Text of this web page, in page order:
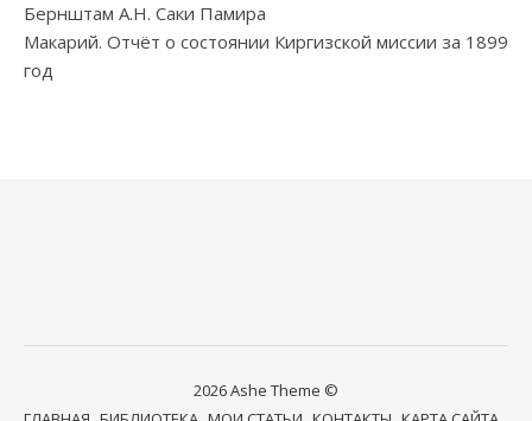
Бернштам А.Н. Саки Памира
Макарий. Отчёт о состоянии Киргизской миссии за 1899
год
2026 Ashe Theme ©